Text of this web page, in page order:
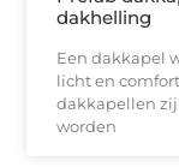
dakhelling
Een dakkapel
licht en
dakkapellen
worden